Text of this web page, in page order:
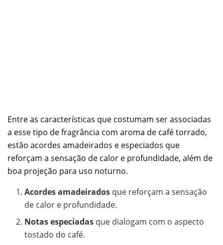
Entre as características que costumam ser associadas
a esse tipo de fragrância com aroma de café torrado,
estão acordes amadeirados e especiados que
reforçam a sensação de calor e profundidade, além de
boa projeção para uso noturno.
Acordes amadeirados que reforçam a sensação
de calor e profundidade.
Notas especiadas que dialogam com o aspecto
tostado do café.